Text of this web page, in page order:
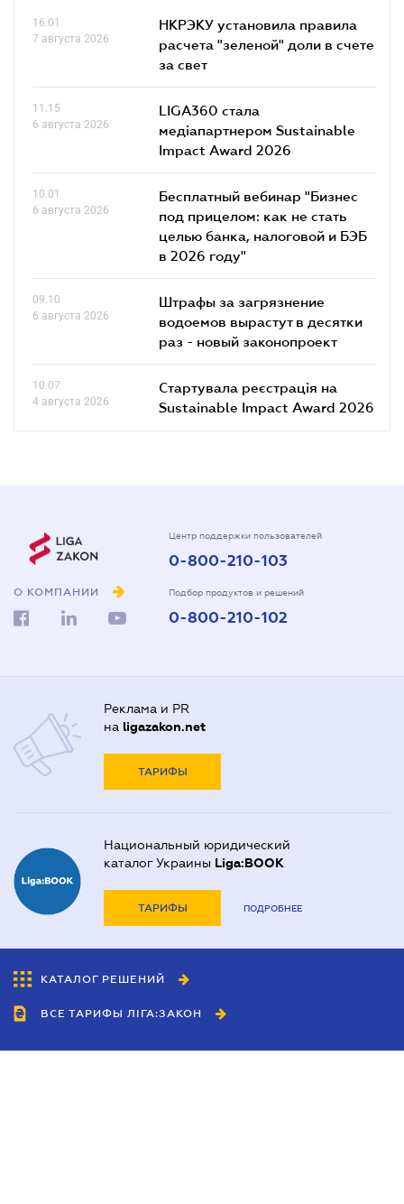
16.01
7 августа 2026
НКРЭКУ установила правила
расчета "зеленой" доли в счете
за свет
11.15
6 августа 2026
LIGA360 стала
медіапартнером Sustainable
Impact Award 2026
10.01
6 августа 2026
Бесплатный вебинар "Бизнес
под прицелом: как не стать
целью банка, налоговой и БЭБ
в 2026 году"
09.10
6 августа 2026
Штрафы за загрязнение
водоемов вырастут в десятки
раз - новый законопроект
10.07
4 августа 2026
Стартувала реєстрація на
Sustainable Impact Award 2026
О КОМПАНИИ
Центр поддержки пользователей
0-800-210-103
Подбор продуктов и решений
0-800-210-102
Реклама и PR
на ligazakon.net
ТАРИФЫ
Национальный юридический
каталог Украины Liga:BOOK
ТАРИФЫ ПОДРОБНЕЕ
КАТАЛОГ РЕШЕНИЙ
ВСЕ ТАРИФЫ ЛІГА:ЗАКОН